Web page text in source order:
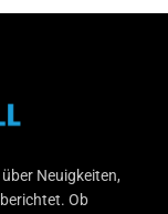
Neuigkeiten,
Ob